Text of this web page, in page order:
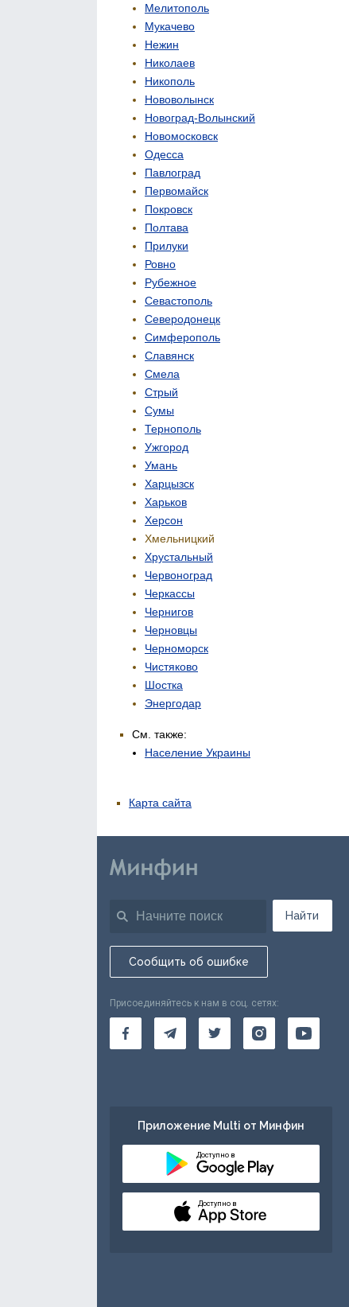
Мелитополь
Мукачево
Нежин
Николаев
Никополь
Нововолынск
Новоград-Волынский
Новомосковск
Одесса
Павлоград
Первомайск
Покровск
Полтава
Прилуки
Ровно
Рубежное
Севастополь
Северодонецк
Симферополь
Славянск
Смела
Стрый
Сумы
Тернополь
Ужгород
Умань
Харцызск
Харьков
Херсон
Хмельницкий
Хрустальный
Червоноград
Черкассы
Чернигов
Черновцы
Черноморск
Чистяково
Шостка
Энергодар
См. также:
Население Украины
Карта сайта
Найти
Сообщить об ошибке
Присоединяйтесь к нам в соц. сетях:
Приложение Multi от Минфин
Доступно в
Доступно в